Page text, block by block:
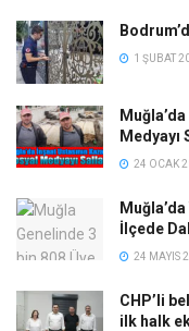
1 ŞUBAT
Medyayı
24 OCAK
İlçede
24 MAYIS
CHP’li
ilk halk